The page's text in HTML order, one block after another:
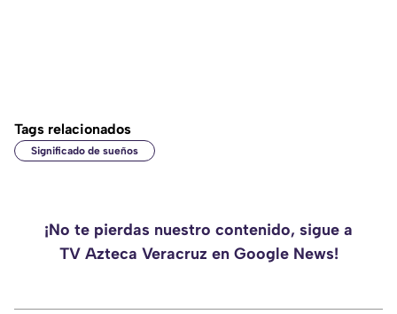
Tags relacionados
Significado de sueños
¡No te pierdas nuestro contenido, sigue a
TV Azteca Veracruz en Google News!